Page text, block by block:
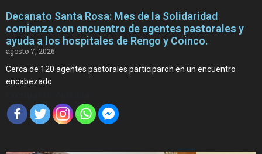
Decanato Santa Rosa: Mes de la Solidaridad
comienza con encuentro de agentes pastorales y
ayuda a los hospitales de Rengo y Coinco.
agosto 7, 2026
Cerca de 120 agentes pastorales participaron en un encuentro
encabezado